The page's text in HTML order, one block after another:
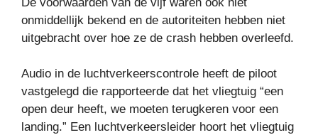
onmiddellijk bekend en de autoriteiten hebben niet
uitgebracht over hoe ze de crash hebben overleefd.
Audio in de luchtverkeerscontrole heeft de piloot
vastgelegd die rapporteerde dat het vliegtuig “een
open deur heeft, we moeten terugkeren voor een
landing.” Een luchtverkeersleider hoort het vliegtuig